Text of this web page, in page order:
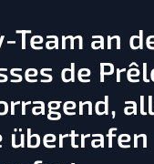
Team an
de
übertrafen